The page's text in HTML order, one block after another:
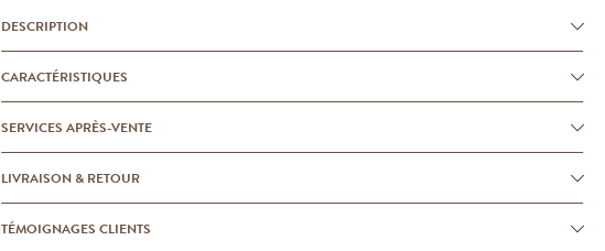
DESCRIPTION
CARACTÉRISTIQUES
SERVICES APRÈS-VENTE
LIVRAISON & RETOUR
TÉMOIGNAGES CLIENTS